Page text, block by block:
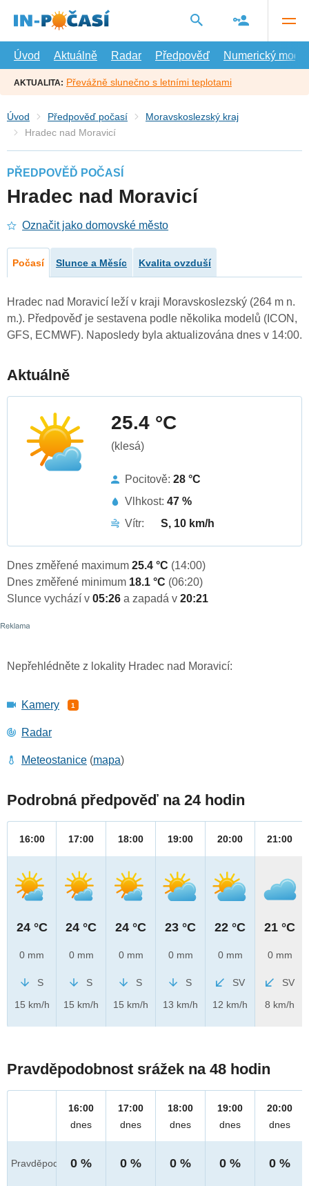
hlavní
Úvod
Aktuálně Radar Předpověď Numerický model
AKTUALITA: Převážně slunečno s letními teplotami
Úvod Předpověď počasí
Moravskoslezský kraj
Hradec nad Moravicí
PŘEDPOVĚĎ POČASÍ
Hradec nad Moravicí
Označit jako domovské město
Počasí Slunce a Měsíc Kvalita ovzduší
Hradec nad Moravicí leží v kraji Moravskoslezský (264 m n.
m.). Předpověď je sestavena podle několika modelů (ICON,
GFS, ECMWF). Naposledy byla aktualizována dnes v 14:00.
Aktuálně
25.4 °C
(klesá)
Pocitově: 28 °C
Vlhkost: 47 %
Vítr:
S, 10 km/h
Dnes změřené maximum 25.4 °C (14:00)
Dnes změřené minimum 18.1 °C (06:20)
Slunce vychází v 05:26 a zapadá v 20:21
Nepřehlédněte z lokality Hradec nad Moravicí:
Kamery 1
Radar
Meteostanice (mapa)
Podrobná předpověď na 24 hodin
16:00
24 °C
0 mm
S
15 km/h
17:00
24 °C
0 mm
S
15 km/h
18:00
24 °C
0 mm
S
15 km/h
19:00
23 °C
0 mm
S
13 km/h
20:00
22 °C
0 mm
SV
12 km/h
21:00
21 °C
0 mm
SV
8 km/h
Pravděpodobnost srážek na 48 hodin
Pravděpod.
16:00
dnes
0 %
17:00
dnes
0 %
18:00
dnes
0 %
19:00
dnes
0 %
20:00
dnes
0 %